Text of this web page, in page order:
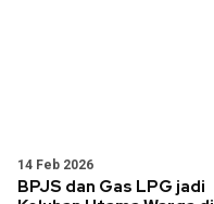
14 Feb 2026
BPJS dan Gas LPG jadi